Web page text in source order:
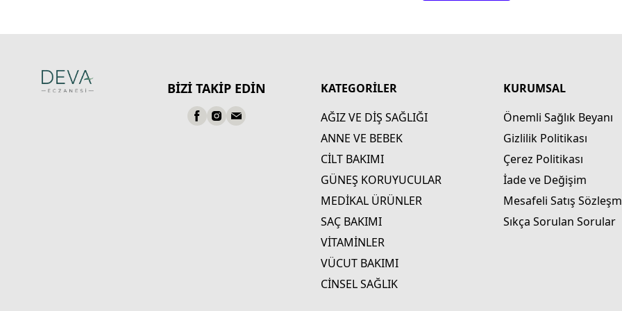
BİZİ TAKİP EDİN
KATEGORİLER
AĞIZ VE DİŞ SAĞLIĞI
ANNE VE BEBEK
CİLT BAKIMI
GÜNEŞ KORUYUCULAR
MEDİKAL ÜRÜNLER
SAÇ BAKIMI
VİTAMİNLER
VÜCUT BAKIMI
CİNSEL SAĞLIK
KURUMSAL
Önemli Sağlık Beyanı
Gizlilik Politikası
Çerez Politikası
İade ve Değişim
Mesafeli Satış
Sıkça Sorulan Sorular